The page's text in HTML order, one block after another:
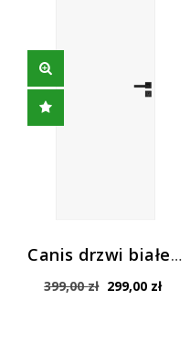
Canis drzwi białe pełne od ręki dostępne
399,00zł Pierwotna
299,00 zł